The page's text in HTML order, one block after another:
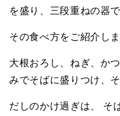
を盛り、三段重ねの器
その食べ方をご紹介しま
大根おろし、ねぎ、か
みでそばに盛りつけ、
だしのかけ過ぎは、 そ